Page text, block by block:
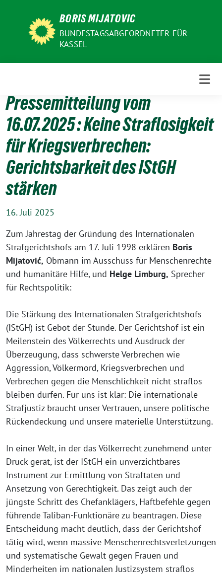
BORIS MIJATOVIC
BUNDESTAGSABGEORDNETER FÜR
KASSEL
Pressemitteilung vom
16.07.2025 : Keine Straflosigkeit
für Kriegsverbrechen:
Gerichtsbarkeit des IStGH
stärken
16. Juli 2025
Zum Jahrestag der Gründung des Internationalen
Strafgerichtshofs am 17. Juli 1998 erklären Boris
Mijatović, Obmann im Ausschuss für Menschenrechte
und humanitäre Hilfe, und Helge Limburg, Sprecher
für Rechtspolitik:
Die Stärkung des Internationalen Strafgerichtshofs
(IStGH) ist Gebot der Stunde. Der Gerichtshof ist ein
Meilenstein des Völkerrechts und Ausdruck der
Überzeugung, dass schwerste Verbrechen wie
Aggression, Völkermord, Kriegsverbrechen und
Verbrechen gegen die Menschlichkeit nicht straflos
bleiben dürfen. Für uns ist klar: Die internationale
Strafjustiz braucht unser Vertrauen, unsere politische
Rückendeckung und unsere materielle Unterstützung.
In einer Welt, in der das Völkerrecht zunehmend unter
Druck gerät, ist der IStGH ein unverzichtbares
Instrument zur Ermittlung von Straftaten und
Ansetzung von Gerechtigkeit. Das zeigt auch der
jüngste Schritt des Chefanklägers, Haftbefehle gegen
führende Taliban-Funktionäre zu beantragen. Diese
Entscheidung macht deutlich, dass der Gerichtshof
tätig wird, wenn massive Menschenrechtsverletzungen
und systematische Gewalt gegen Frauen und
Minderheiten im nationalen Justizsystem straflos